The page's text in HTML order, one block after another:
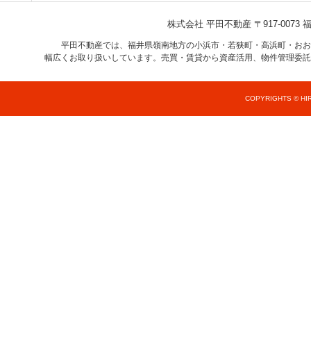
株式会社 平田不動産 〒917-0073
平田不動産では、福井県嶺南地方の小浜市・若狭町・高浜町・お
幅広くお取り扱いしています。売買・賃貸から資産活用、物件管理委
COPYRIGHTS ©